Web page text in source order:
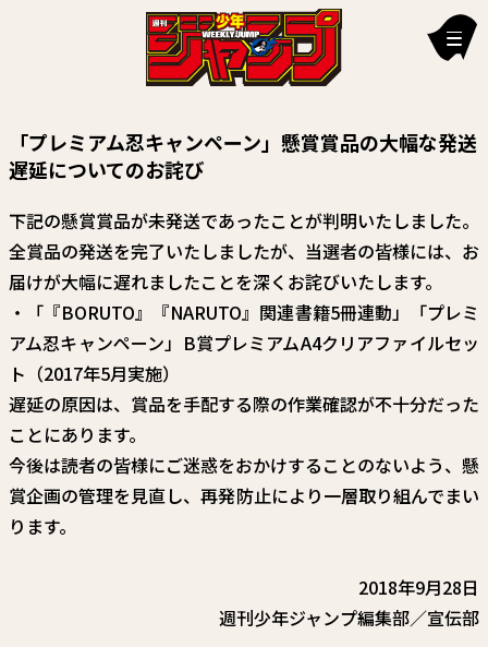
編集部からのお知らせ
お知らせ
連載作品
雑誌
定期購読
イチオシ情報
漫画賞
関連情報
「プレミアム忍キャンペーン」懸賞賞品の大幅な発送
遅延についてのお詫び
下記の懸賞賞品が未発送であったことが判明いたしました。
全賞品の発送を完了いたしましたが、当選者の皆様には、お
届けが大幅に遅れましたことを深くお詫びいたします。
・「『BORUTO』『NARUTO』関連書籍5冊連動」「プレミ
アム忍キャンペーン」B賞プレミアムA4クリアファイルセッ
ト（2017年5月実施）
遅延の原因は、賞品を手配する際の作業確認が不十分だった
ことにあります。
今後は読者の皆様にご迷惑をおかけすることのないよう、懸
賞企画の管理を見直し、再発防止により一層取り組んでまい
ります。
2018年9月28日
週刊少年ジャンプ編集部／宣伝部